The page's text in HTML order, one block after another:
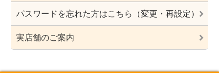
パスワードを忘れた方はこちら（変更・再設定）
実店舗のご案内